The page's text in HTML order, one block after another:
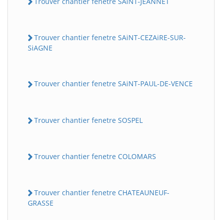
Trouver chantier fenetre SAiNT-CEZAiRE-SUR-
SiAGNE
Trouver chantier fenetre SAiNT-PAUL-DE-VENCE
Trouver chantier fenetre SOSPEL
Trouver chantier fenetre COLOMARS
Trouver chantier fenetre CHATEAUNEUF-
GRASSE